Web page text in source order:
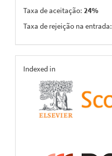
Taxa de aceitação: 24%
Taxa de rejeição na entrada:
indexing
Indexed in